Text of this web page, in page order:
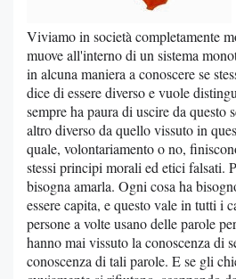
Viviamo in società completamente
muove all'interno di un sistema
in alcuna maniera a conoscere se
dice di essere diverso e vuole
sempre ha paura di uscire da questo
altro diverso da quello vissuto in
quale, volontariamento o no,
stessi principi morali ed etici falsati.
bisogna amarla. Ogni cosa ha
essere capita, e questo vale in tutti i
persone a volte usano delle parole
hanno mai vissuto la conoscenza di
conoscenza di tali parole. E se gli